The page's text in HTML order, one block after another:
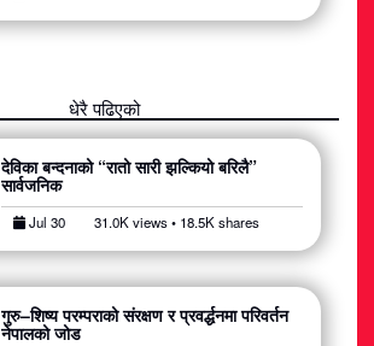
धेरै पढिएको
देविका बन्दनाको “रातो सारी झल्कियो बरिलै”
सार्वजनिक
Jul 30 31.0K views • 18.5K shares
गुरु–शिष्य परम्पराको संरक्षण र प्रवर्द्धनमा परिवर्तन
नेपालको जोड